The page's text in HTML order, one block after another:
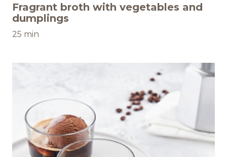
Fragrant broth with vegetables and
dumplings
25 min